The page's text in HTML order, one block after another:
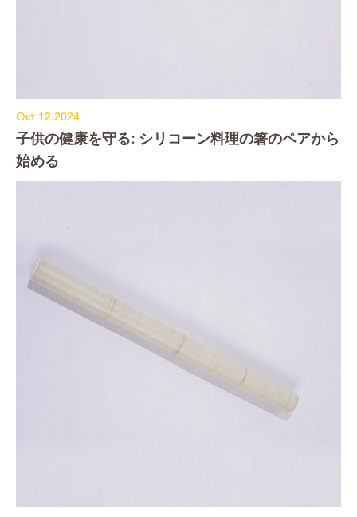
Oct 12.2024
子供の健康を守る: シリコーン料理の箸のペアから
始める